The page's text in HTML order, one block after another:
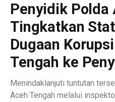
Penyidik Polda
Tingkatkan
Dugaan
Tengah ke
Menindaklanjuti tuntutan
Aceh Tengah melalui